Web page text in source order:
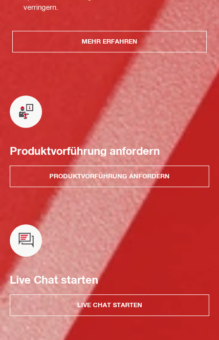
verringern.
MEHR ERFAHREN
Produktvorführung anfordern
PRODUKTVORFÜHRUNG ANFORDERN
Live Chat starten
LIVE CHAT STARTEN